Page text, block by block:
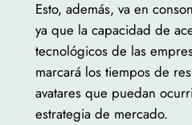
Esto, además, va en
ya que la capacidad de
tecnológicos de las
marcará los tiempos de
avatares que puedan
estrategia de mercado.